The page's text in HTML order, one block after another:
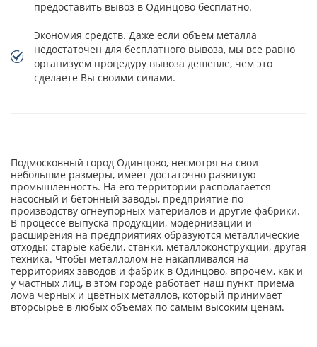
предоставить вывоз в Одинцово бесплатно.
Экономия средств. Даже если объем металла
недостаточен для бесплатного вывоза, мы все равно
организуем процедуру вывоза дешевле, чем это
сделаете Вы своими силами.
Подмосковный город Одинцово, несмотря на свои
небольшие размеры, имеет достаточно развитую
промышленность. На его территории располагается
насосный и бетонный заводы, предприятие по
производству огнеупорных материалов и другие фабрики.
В процессе выпуска продукции, модернизации и
расширения на предприятиях образуются металлические
отходы: старые кабели, станки, металлоконструкции, другая
техника. Чтобы металлолом не накапливался на
территориях заводов и фабрик в Одинцово, впрочем, как и
у частных лиц, в этом городе работает наш пункт приема
лома черных и цветных металлов, который принимает
вторсырье в любых объемах по самым высоким ценам.